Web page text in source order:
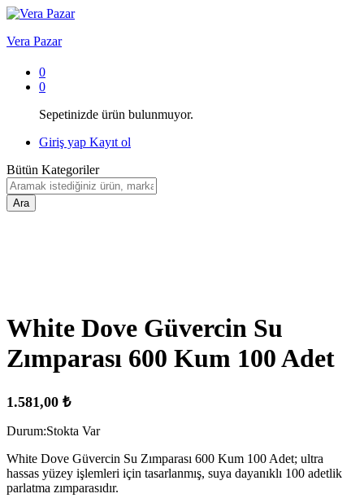
Vera Pazar
0
0
Sepetinizde ürün bulunmuyor.
Giriş yap Kayıt ol
Bütün Kategoriler
Ara
White Dove Güvercin Su
Zımparası 600 Kum 100 Adet
1.581,00 ₺
Durum:Stokta Var
White Dove Güvercin Su Zımparası 600 Kum 100 Adet; ultra
hassas yüzey işlemleri için tasarlanmış, suya dayanıklı 100 adetlik
parlatma zımparasıdır.